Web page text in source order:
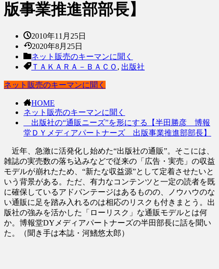
版事業推進部部長】
2010年11月25日
2020年8月25日
ネット販売のキーマンに聞く
ＴＡＫＡＲＡ－ＢＡＣＯ , 出版社
ネット販売のキーマンに聞く
HOME
ネット販売のキーマンに聞く
出版社の“通販ニーズ”を形にする【半田勝彦 博報
堂ＤＹメディアパートナーズ 出版事業推進部部長】
近年、急激に活発化し始めた“出版社の通販”。そこには、
雑誌の実売数の落ち込みなどで従来の「広告・実売」の収益
モデルが崩れたため、“新たな収益源”として定着させたいと
いう背景がある。ただ、有力なコンテンツと一定の読者を既
に確保しているアドバンテージはあるものの、ノウハウのな
い通販に足を踏み入れるのは相応のリスクも付きまとう。出
版社の強みを活かした「ローリスク」な通販モデルとは何
か。博報堂DYメディアパートナーズの半田部長に話を聞い
た。（聞き手は本誌・河鰭悠太郎）